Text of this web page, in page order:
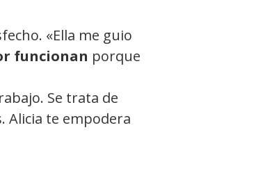
«Ella me guio
funcionan porque
Se trata de
Alicia te empodera